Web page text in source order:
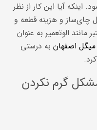
اینکه آیا این کار از نظر
چای‌ساز و هزینه قطعه و
الوتعمیر به عنوان
میگل اصفهان به درستی
گرم نکردن